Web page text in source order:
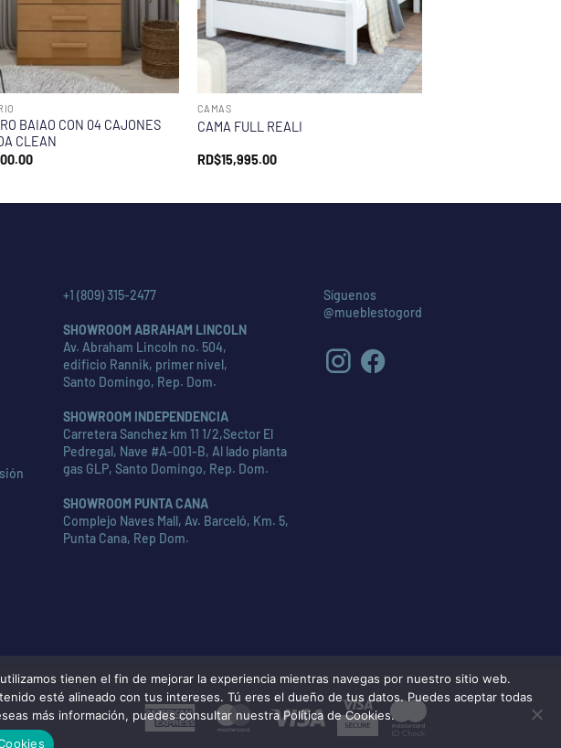
BAIAO CON 04 CAJONES
CLEAN
CAMAS
CAMA FULL REALI
RD$15,995.00
+1 (809) 315-2477
SHOWROOM ABRAHAM LINCOLN
Av. Abraham Lincoln no. 504,
edificio Rannik, primer nivel,
Santo Domingo, Rep. Dom.
SHOWROOM INDEPENDENCIA
Carretera Sanchez km 11 1/2,Sector El
Pedregal, Nave #A-001-B, Al lado planta
gas GLP, Santo Domingo, Rep. Dom.
SHOWROOM PUNTA CANA
Complejo Naves Mall, Av. Barceló, Km. 5,
Punta Cana, Rep Dom.
Síguenos
@mueblestogord
American
Express
MasterCard Visa
tienen el fin de mejorar la experiencia mientras navegas por nuestro sitio web.
esté alineado con tus intereses. Tú eres el dueño de tus datos. Puedes aceptar todas
más información, puedes consultar nuestra Política de Cookies.